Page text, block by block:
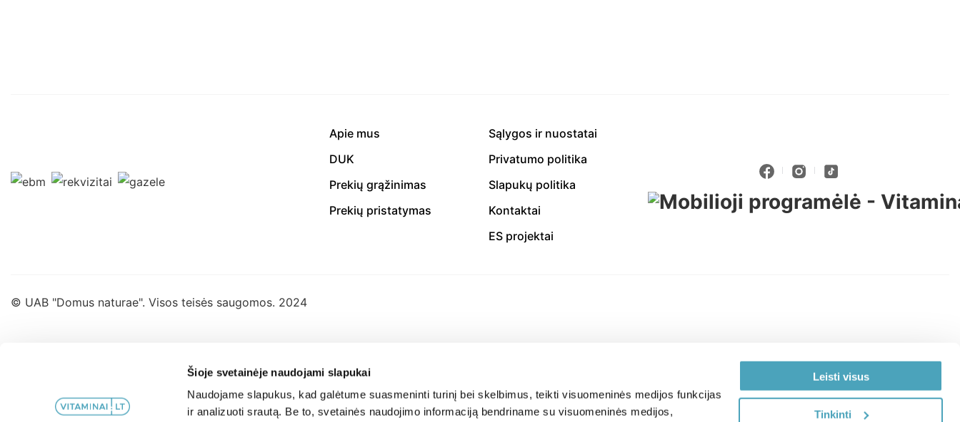
Šioje svetainėje naudojami slapukai
Naudojame slapukus, kad galėtume suasmeninti turinį bei skelbimus, teikti visuomeninės medijos funkcijas
ir analizuoti srautą. Be to, svetainės naudojimo informaciją bendriname su visuomeninės medijos,
Leisti visus
Tinkinti
Apie mus
DUK
Prekių grąžinimas
Prekių pristatymas
Sąlygos ir nuostatai
Privatumo politika
Slapukų politika
Kontaktai
ES projektai
© UAB "Domus naturae". Visos teisės saugomos. 2024